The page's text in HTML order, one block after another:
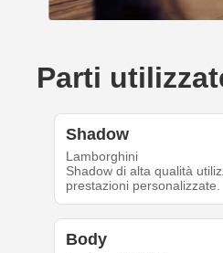
Parti
Shadow
Lamborghini
Shadow di alta qualità
prestazioni personalizzate.
Body